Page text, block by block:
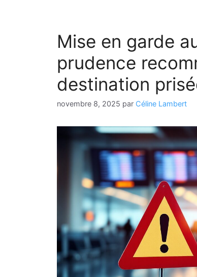
Mise en garde
prudence
destination
novembre 8, 2025 par Céline Lambert